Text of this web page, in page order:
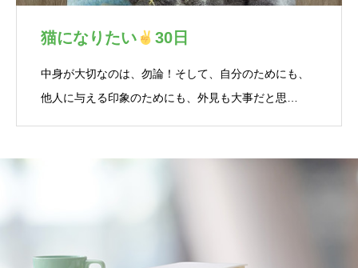
猫になりたい 30日
中身が大切なのは、勿論！そして、自分のためにも、
他人に与える印象のためにも、外見も大事だと思…